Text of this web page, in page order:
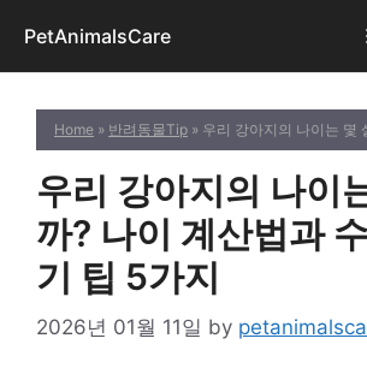
content
PetAnimalsCare
Home » 반려동물Tip » 우리 강아지의 나이는 몇 살일까? 나이 계산
우리 강아지의 나이
까? 나이 계산법과
기 팁 5가지
2026년 01월 11일 by